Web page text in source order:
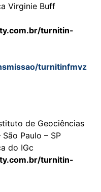
Virginie Buff
turnitin-
turnitinfmvz
de Geociências
Paulo – SP
do IGc
turnitin-